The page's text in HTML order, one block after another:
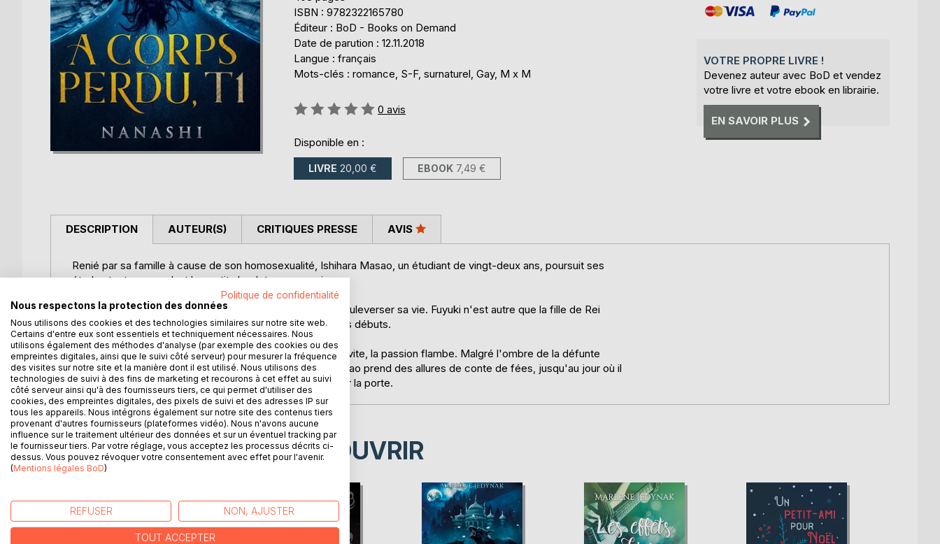
ISBN : 9782322165780
Éditeur : BoD - Books on Demand
Date de parution : 12.11.2018
Langue : français
Mots-clés : romance, S-F, surnaturel, Gay, M x M
Évaluation:
0 avis
Disponible en :
LIVRE 20,00 € EBOOK 7,49 €
VOTRE PROPRE LIVRE !
Devenez auteur avec BoD et vendez
votre livre et votre ebook en librairie.
EN SAVOIR PLUS
DESCRIPTION
Renié par sa famille à cause de son homosexualité, Ishihara Masao, un étudiant de vingt-deux ans, poursuit ses
études tout en cumulant les petits boulots pour survivre.
Sa rencontre avec une enfant perdue dans le métro va bouleverser sa vie. Fuyuki n'est autre que la fille de Rei
Nanashi célèbre mannequin que Masao admire depuis ses débuts.
L'attirance entre les deux hommes est immédiate et très vite, la passion flambe. Malgré l'ombre de la défunte
épouse de Nanashi qui plane sur leur amour, la vie de Masao prend des allures de conte de fées, jusqu'au jour où il
franchit le seuil d'une pièce dont il n'aurait jamais dû ouvrir la porte.
AUTEUR(S) CRITIQUES PRESSE AVIS
D’AUTRES TITRES À DÉCOUVRIR
Politique de confidentialité
Nous respectons la protection des données
Nous utilisons des cookies et des technologies similaires sur notre site web.
Certains d'entre eux sont essentiels et techniquement nécessaires. Nous
utilisons également des méthodes d'analyse (par exemple des cookies ou des
empreintes digitales, ainsi que le suivi côté serveur) pour mesurer la fréquence
des visites sur notre site et la manière dont il est utilisé. Nous utilisons des
technologies de suivi à des fins de marketing et recourons à cet effet au suivi
côté serveur ainsi qu'à des fournisseurs tiers, ce qui permet d'utiliser des
cookies, des empreintes digitales, des pixels de suivi et des adresses IP sur
tous les appareils. Nous intégrons également sur notre site des contenus tiers
provenant d'autres fournisseurs (plateformes vidéo). Nous n'avons aucune
influence sur le traitement ultérieur des données et sur un éventuel tracking par
le fournisseur tiers. Par votre réglage, vous acceptez les processus décrits ci-
dessus. Vous pouvez révoquer votre consentement avec effet pour l'avenir.
(Mentions légales BoD)
REFUSER NON, AJUSTER
TOUT ACCEPTER